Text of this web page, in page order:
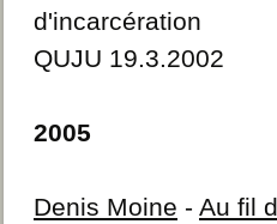
d'incarcération
QUJU 19.3.2002
2005
Denis Moine - Au fil